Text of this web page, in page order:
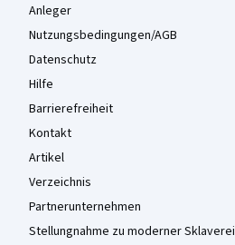
Anleger
Nutzungsbedingungen/AGB
Datenschutz
Hilfe
Barrierefreiheit
Kontakt
Artikel
Verzeichnis
Partnerunternehmen
Stellungnahme zu moderner Sklaverei